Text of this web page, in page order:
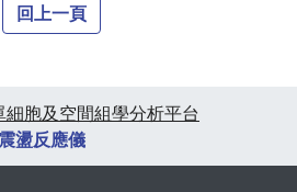
回上一頁
細胞及空間組學分析平台
盪反應儀